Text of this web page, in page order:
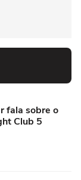
fala sobre o
Club 5